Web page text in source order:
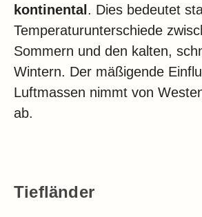
kontinental . Dies bedeutet
Temperaturunterschiede
Sommern und den kalten,
Wintern. Der mäßigende
Luftmassen nimmt von
ab.
Tiefländer